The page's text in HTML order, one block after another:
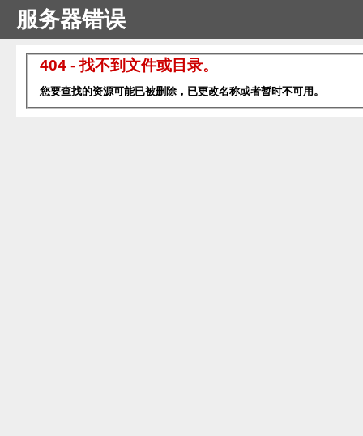
服务器错误
404 - 找不到文件或目录。
您要查找的资源可能已被删除，已更改名称或者暂时不可用。